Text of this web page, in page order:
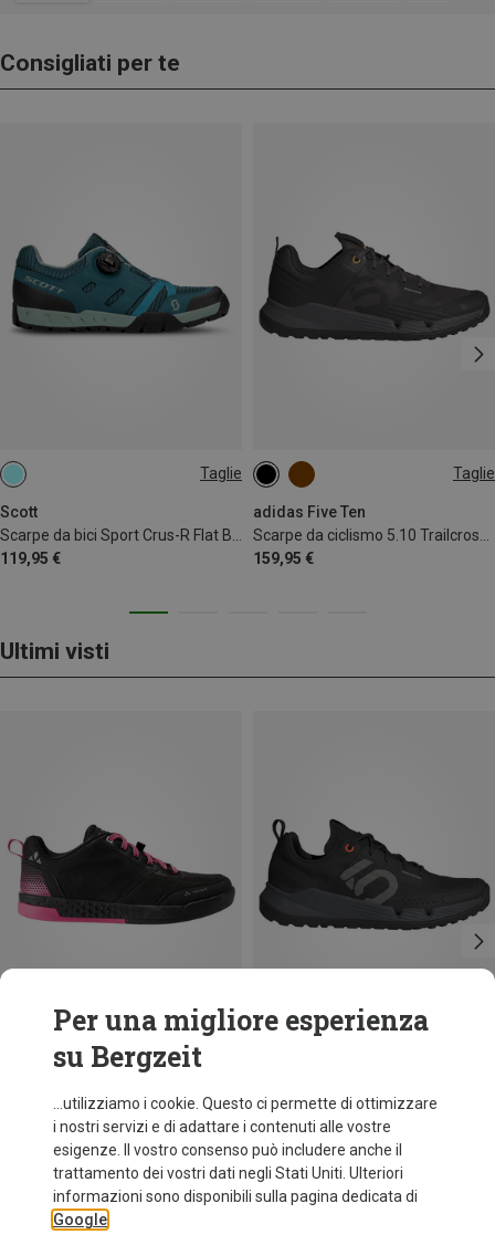
Consigliati per te
Taglie
Scott
119,95 €
36 Taglie
adidas Five Ten
159,95 €
Ultimi visti
Risparmi 46%
adidas Five Ten
108,20 €
Per una migliore esperienza
su Bergzeit
...utilizziamo i cookie. Questo ci permette di ottimizzare
i nostri servizi e di adattare i contenuti alle vostre
esigenze. Il vostro consenso può includere anche il
trattamento dei vostri dati negli Stati Uniti. Ulteriori
informazioni sono disponibili sulla pagina dedicata di
Google